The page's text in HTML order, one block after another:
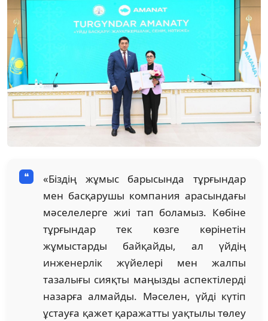
«Біздің жұмыс барысында тұрғындар
мен басқарушы компания арасындағы
мәселелерге жиі тап боламыз. Көбіне
тұрғындар тек көзге көрінетін
жұмыстарды байқайды, ал үйдің
инженерлік жүйелері мен жалпы
тазалығы сияқты маңызды аспектілерді
назарға алмайды. Мәселен, үйді күтіп
ұстауға қажет қаражатты уақтылы төлеу